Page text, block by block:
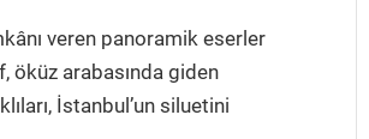
veren panoramik eserler
öküz arabasında giden
İstanbul’un siluetini